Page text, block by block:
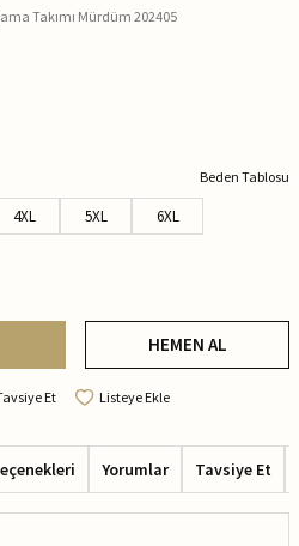
Takımı Mürdüm 202405
Beden Tablosu
4XL 5XL 6XL
HEMEN AL
Et Listeye Ekle
Yorumlar Tavsiye Et